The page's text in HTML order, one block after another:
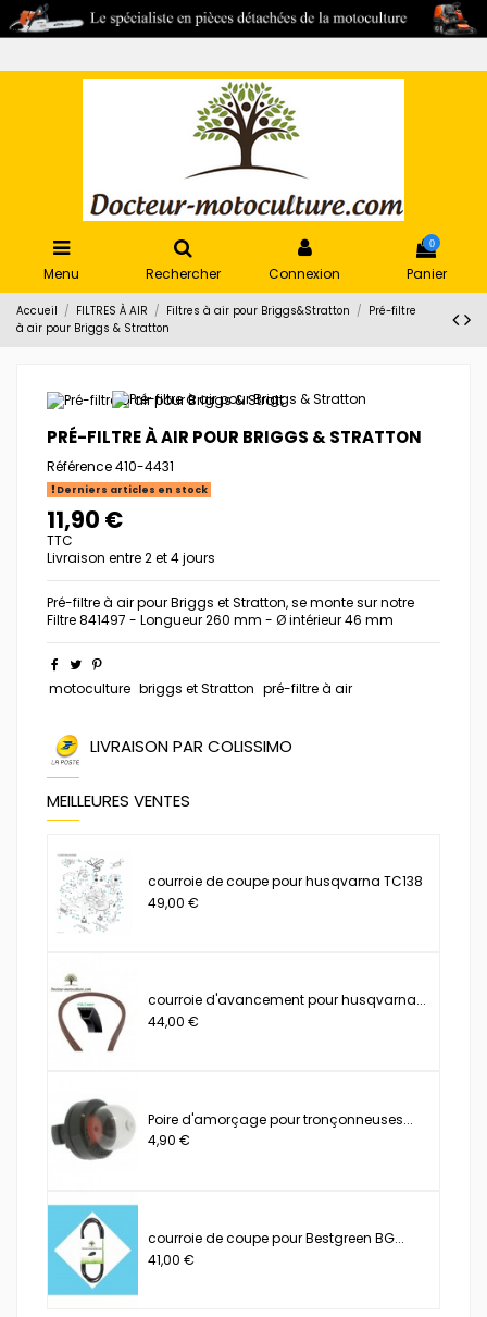
Menu Rechercher Connexion
0
Panier
Accueil FILTRES À AIR Filtres à air pour Briggs&Stratton
Pré-filtre
à air pour Briggs & Stratton
PRÉ-FILTRE À AIR POUR BRIGGS & STRATTON
Référence410-4431
Derniers articles en stock
11,90 €
TTC
Livraison entre 2 et 4 jours
Pré-filtre à air pour Briggs et Stratton, se monte sur notre
Filtre 841497 - Longueur 260 mm - Ø intérieur 46 mm
motoculture briggs et Stratton pré-filtre à air
LIVRAISON PAR COLISSIMO
MEILLEURES VENTES
courroie de coupe pour husqvarna TC138
49,00 €
courroie d'avancement pour husqvarna...
44,00 €
Poire d'amorçage pour tronçonneuses...
4,90 €
courroie de coupe pour Bestgreen BG...
41,00 €